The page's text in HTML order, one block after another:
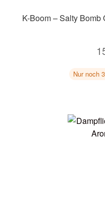
K-Boom – Salty
Nur noch